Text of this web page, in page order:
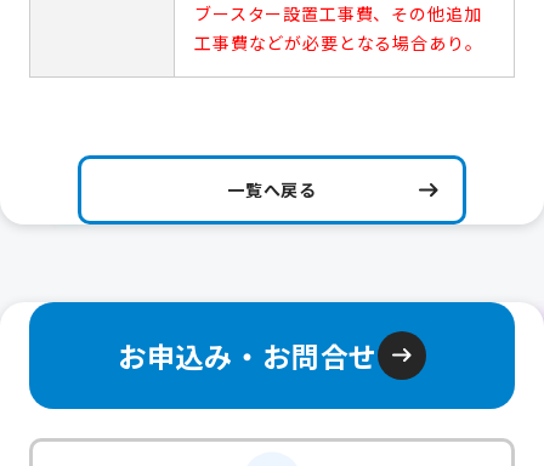
ブースター設置工事費、その他追加
工事費などが必要となる場合あり。
一覧へ戻る
お申込み・お問合せ